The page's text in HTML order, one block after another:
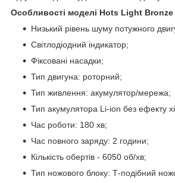
Особливості моделі Hots Light Bronze
Низький рівень шуму потужного
Світлодіодний індикатор;
Фіксовані насадки;
Тип двигуна: роторний;
Тип живлення: акумулятор/мережа;
Тип акумулятора Li-ion без ефекту
Час роботи: 180 хв;
Час повного заряду: 2 години;
Кількість обертів - 6050 об/хв;
Тип ножового блоку: Т-подібний